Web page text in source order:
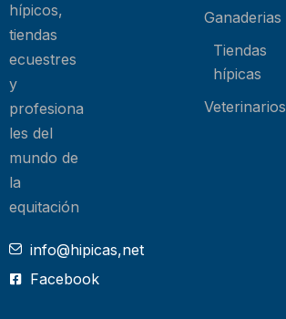
hípicos,
tiendas
ecuestres
y
profesiona
les del
mundo de
la
equitación
info@hipicas,net
Facebook
Ganaderias
Tiendas
hípicas
Veterinarios